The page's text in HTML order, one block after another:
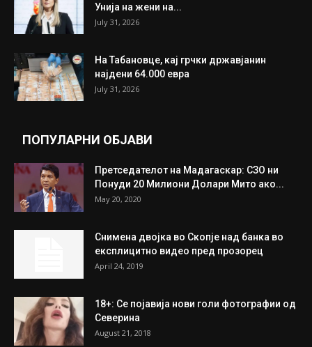
Унија на жени на...
July 31, 2026
На Табановце, кај грчки државјанин
најдени 64.000 евра
July 31, 2026
ПОПУЛАРНИ ОБЈАВИ
Претседателот на Мадагаскар: СЗО ни
Понуди 20 Милиони Долари Мито ако...
May 20, 2020
Снимена двојка во Скопје над банка во
експлицитно видео пред прозорец
April 24, 2019
18+: Се појавија нови голи фотографии од
Северина
August 21, 2018